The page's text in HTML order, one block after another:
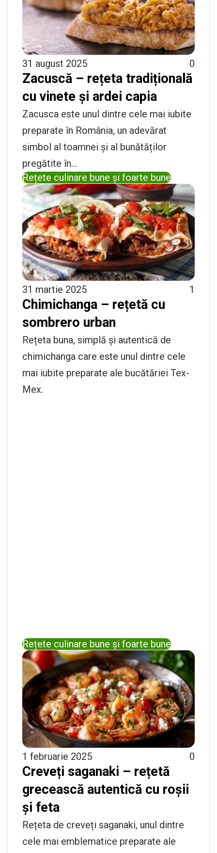
31 august 2025 0
Zacuscă – rețeta tradițională
cu vinete și ardei capia
Zacusca este unul dintre cele mai iubite
preparate în România, un adevărat
simbol al toamnei și al bunătăților
pregătite în…
Rețete culinare bune și foarte bune
31 martie 2025 1
Chimichanga – rețetă cu
sombrero urban
Rețeta buna, simplă și autentică de
chimichanga care este unul dintre cele
mai iubite preparate ale bucătăriei Tex-
Mex.
Rețete culinare bune și foarte bune
1 februarie 2025 0
Creveți saganaki – rețetă
grecească autentică cu roșii
și feta
Rețeta de creveți saganaki, unul dintre
cele mai emblematice preparate ale